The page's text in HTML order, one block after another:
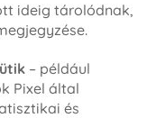
ideig tárolódnak,
– például
Pixel által
és